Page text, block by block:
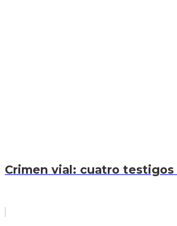
Crimen vial: cuatro testigos